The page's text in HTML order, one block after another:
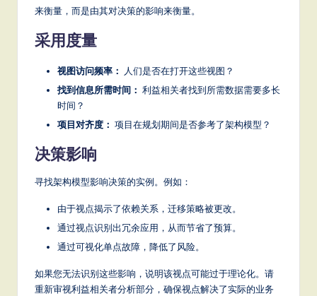
来衡量，而是由其对决策的影响来衡量。
采用度量
视图访问频率：
人们是否在打开这些视图？
找到信息所需时间： 利益相关者找到所需数据需要多长
时间？
项目对齐度： 项目在规划期间是否参考了架构模型？
决策影响
寻找架构模型影响决策的实例。例如：
由于视点揭示了依赖关系，迁移策略被更改。
通过视点识别出冗余应用，从而节省了预算。
通过可视化单点故障，降低了风险。
如果您无法识别这些影响，说明该视点可能过于理论化。请
重新审视利益相关者分析部分，确保视点解决了实际的业务